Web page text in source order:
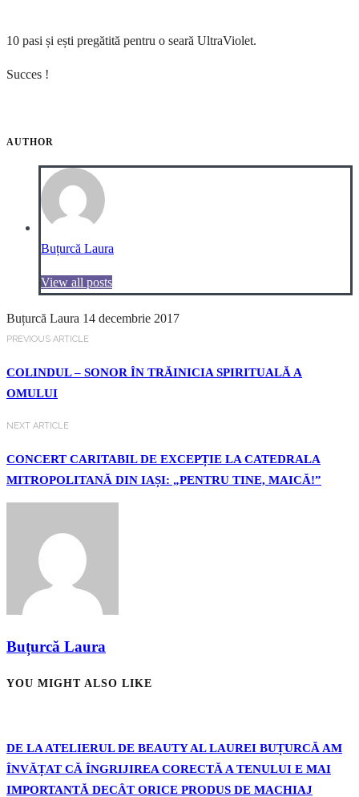
10 pasi și ești pregătită pentru o seară UltraViolet.
Succes !
AUTHOR
Buțurcă Laura
View all posts
Buțurcă Laura 14 decembrie 2017
PREVIOUS ARTICLE
COLINDUL – SONOR ÎN TRĂINICIA SPIRITUALĂ A
OMULUI
NEXT ARTICLE
CONCERT CARITABIL DE EXCEPȚIE LA CATEDRALA
MITROPOLITANĂ DIN IAȘI: „PENTRU TINE, MAICĂ!”
Buțurcă Laura
YOU MIGHT ALSO LIKE
DE LA ATELIERUL DE BEAUTY AL LAUREI BUȚURCĂ AM
ÎNVĂȚAT CĂ ÎNGRIJIREA CORECTĂ A TENULUI E MAI
IMPORTANTĂ DECÂT ORICE PRODUS DE MACHIAJ